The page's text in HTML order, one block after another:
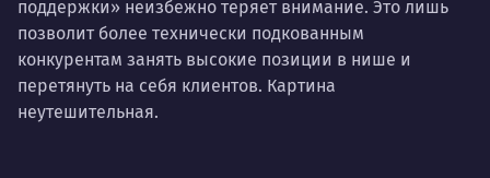
поддержки» неизбежно теряет внимание. Это лишь
позволит более технически подкованным
конкурентам занять высокие позиции в нише и
перетянуть на себя клиентов. Картина
неутешительная.